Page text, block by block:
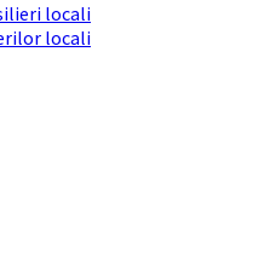
locali
locali